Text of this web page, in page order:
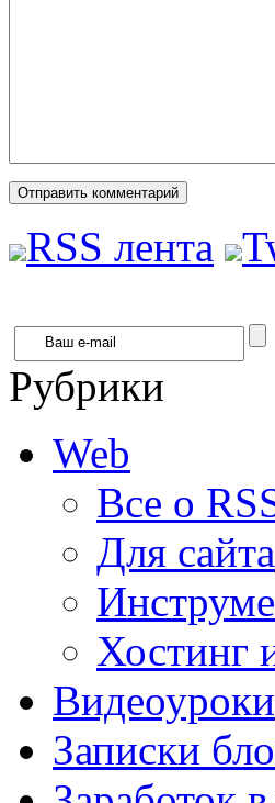
RSS лента
Рубрики
Web
Все о
Для сайта
Хостинг
Видеоуроки
Записки